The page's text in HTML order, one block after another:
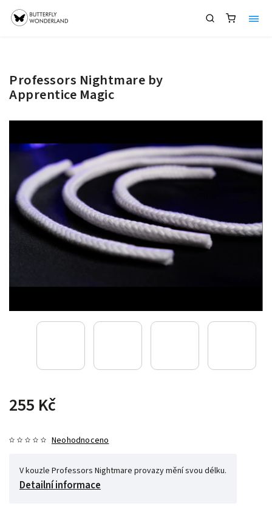
Professors Nightmare by
Apprentice Magic
255 Kč
Neohodnoceno
V kouzle Professors Nightmare provazy mění svou délku.
Detailní informace